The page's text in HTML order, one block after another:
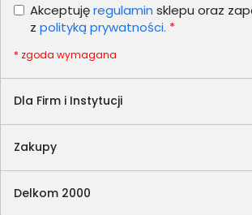
Dla Firm i Instytucji
Zakupy
Delkom 2000
Akceptujęregulamin sklepu oraz
z polityką prywatności. *
* zgoda wymagana